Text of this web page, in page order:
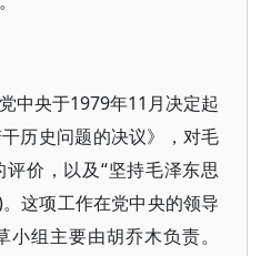
中央于1979年11月决定起
历史问题的决议》，对毛
价，以及“坚持毛泽东思
这项工作在党中央的领导
组主要由胡乔木负责。